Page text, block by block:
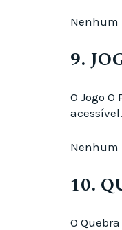
Nenhum
9.
O Jogo
Nenhum
10.
O